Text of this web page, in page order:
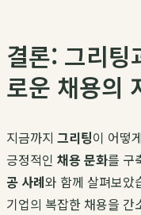
결론: 그리팅
로운 채용의
지금까지 그리팅이 어떻
긍정적인 채용 문화를 구
공 사례와 함께 살펴보았
기업의 복잡한 채용을 간